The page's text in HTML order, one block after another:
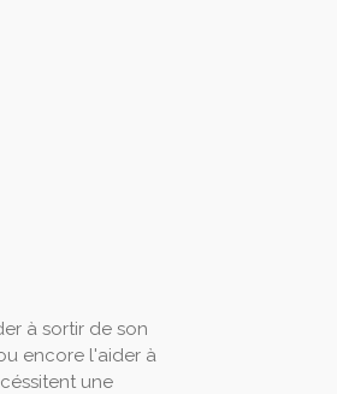
à sortir de son
encore l'aider à
une